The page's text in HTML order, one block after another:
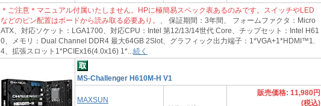
＊ご注意＊マニュアル付属いたしません。HPに極簡易スペック表あるのみです。スイッチやLED
などのピン配置はボードから読み取る必要あり。
、 保証期間：3年間、 フォームファクタ：Micro
ATX、対応ソケット：LGA1700、対応CPU：Intel 第12/13/14世代 Core、チップセット：Intel H61
0、メモリ：Dual Channel DDR4 最大64GB 2Slot、グラフィック出力端子：1*VGA+1*HDMI™1.
4、拡張スロット1*PCIEx16(4.0x16) 1*... 続く
MS-Challenger H610M-H V1
MAXSUN
販売価格: 11,980円
(税込)